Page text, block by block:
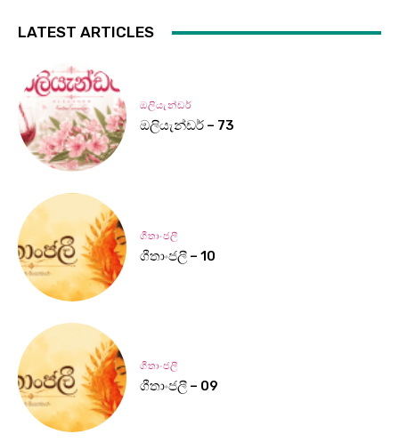
LATEST ARTICLES
ඔලියැන්ඩර්
ඔලියැන්ඩර් – 73
ගීතාංජලී
ගීතාංජලී – 10
ගීතාංජලී
ගීතාංජලී – 09